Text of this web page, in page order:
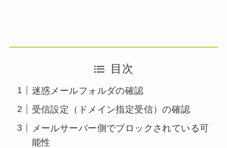
目次
迷惑メールフォルダの確認
受信設定（ドメイン指定受信）の確認
メールサーバー側でブロックされている可
能性